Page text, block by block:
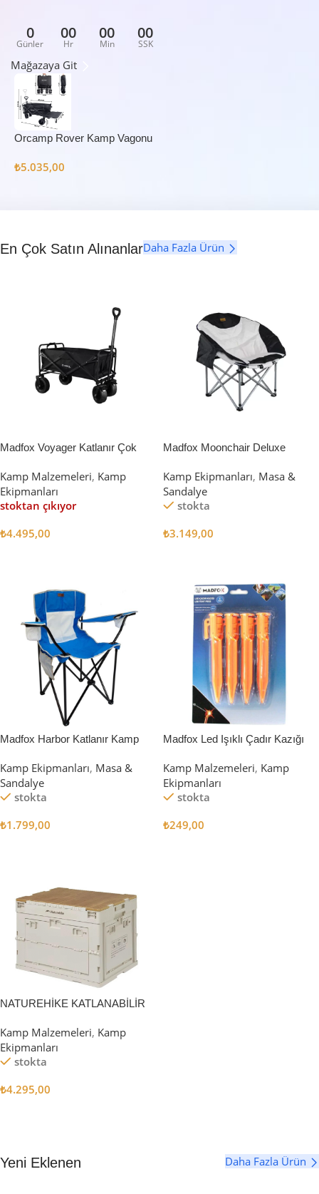
0
Günler
00
Hr
00
Min
00
SSK
Mağazaya Git
Orcamp Rover Kamp Vagonu
₺5.035,00
En Çok Satın AlınanlarDaha Fazla Ürün
Madfox Voyager Katlanır Çok
[Vagon] BLACK
Kamp Malzemeleri, Kamp
Ekipmanları
stoktan çıkıyor
₺4.495,00
Madfox Moonchair Deluxe
Siyah/Gri
Kamp Ekipmanları, Masa &
Sandalye
stokta
₺3.149,00
Madfox Harbor Katlanır Kamp
Kamp Ekipmanları, Masa &
Sandalye
stokta
₺1.799,00
Madfox Led Işıklı Çadır Kazığı
Kamp Malzemeleri, Kamp
Ekipmanları
stokta
₺249,00
NATUREHİKE KATLANABİLİR
Kamp Malzemeleri, Kamp
Ekipmanları
stokta
₺4.295,00
Yeni Eklenen Daha Fazla Ürün